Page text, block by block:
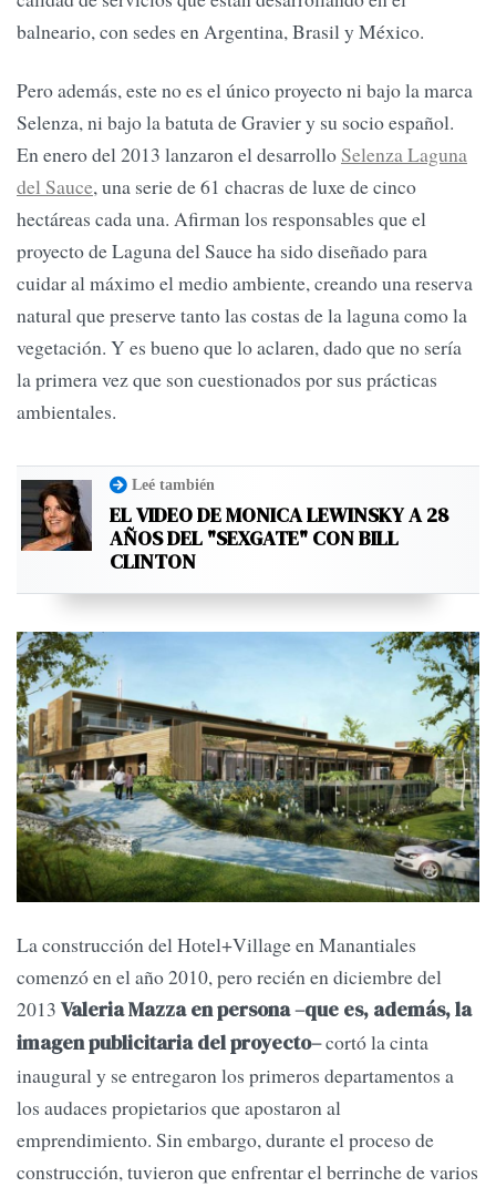
balneario, con sedes en Argentina, Brasil y México.
Pero además, este no es el único proyecto ni bajo la marca
Selenza, ni bajo la batuta de Gravier y su socio español.
En enero del 2013 lanzaron el desarrollo Selenza Laguna
del Sauce, una serie de 61 chacras de luxe de cinco
hectáreas cada una. Afirman los responsables que el
proyecto de Laguna del Sauce ha sido diseñado para
cuidar al máximo el medio ambiente, creando una reserva
natural que preserve tanto las costas de la laguna como la
vegetación. Y es bueno que lo aclaren, dado que no sería
la primera vez que son cuestionados por sus prácticas
ambientales.
Leé también
EL VIDEO DE MONICA LEWINSKY A 28
AÑOS DEL "SEXGATE" CON BILL
CLINTON
La construcción del Hotel+Village en Manantiales
comenzó en el año 2010, pero recién en diciembre del
2013 Valeria Mazza en persona –que es, además, la
imagen publicitaria del proyecto–cortó la cinta
inaugural y se entregaron los primeros departamentos a
los audaces propietarios que apostaron al
emprendimiento. Sin embargo, durante el proceso de
construcción, tuvieron que enfrentar el berrinche de varios